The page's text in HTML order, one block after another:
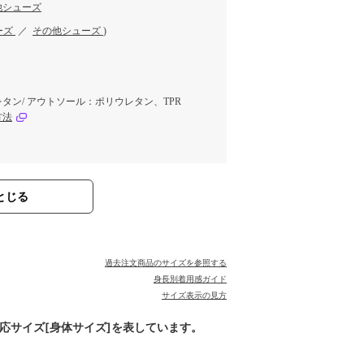
シューズ
ズ ／ その他シューズ )
ン/ アウトソール：ポリウレタン、TPR
法
じる
過去注文商品のサイズを参照する
身長別着用感ガイド
サイズ表示の見方
イズ[身体サイズ]を表しています。